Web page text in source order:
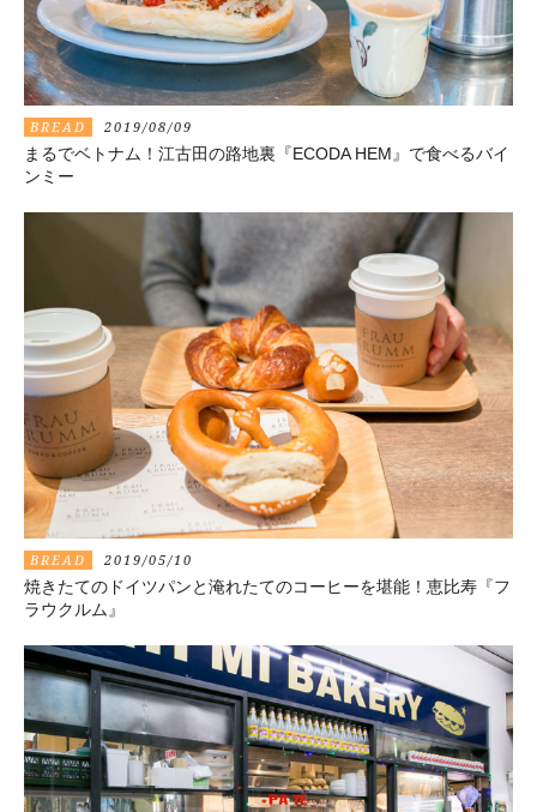
BREAD 2019/08/09
まるでベトナム！江古田の路地裏『ECODA HEM』で食べるバイ
ンミー
BREAD 2019/05/10
焼きたてのドイツパンと淹れたてのコーヒーを堪能！恵比寿『フ
ラウクルム』